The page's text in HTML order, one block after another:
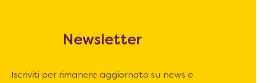
Newsletter
Iscriviti per rimanere aggiornato su news e